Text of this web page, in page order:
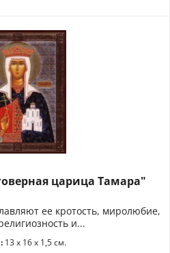
царица Тамара"
ее кротость, миролюбие,
и...
13 x 16 x 1,5 см.